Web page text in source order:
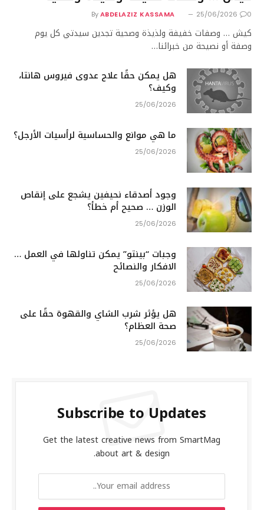
By ABDELAZIZ KASSAMA 25/06/2026 0
كيش … وصفات خفيفة ولذيذة وصحية تجدين سيدتي كل يوم
وصفة أو نصيحة من خبرائنا…
هل يمكن حقًا علاج عدوى فيروس هانتا،
وكيف؟
25/06/2026
ما هي موانع والحساسية لرأسيات الأرجل؟
25/06/2026
وجود أصدقاء نحيفين يشجع على إنقاص
الوزن … صحيح أم خطأ؟
25/06/2026
وجبات “بينتو” يمكن تناولها في العمل …
الافكار والنصائح
25/06/2026
هل يؤثر شرب الشاي والقهوة حقًا على
صحة العظام؟
25/06/2026
Subscribe to Updates
Get the latest creative news from SmartMag
about art & design.